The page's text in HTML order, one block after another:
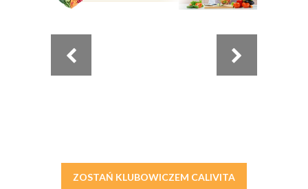
ZOSTAŃ KLUBOWICZEM CALIVITA